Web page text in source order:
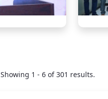
Showing 1 - 6 of 301 results.